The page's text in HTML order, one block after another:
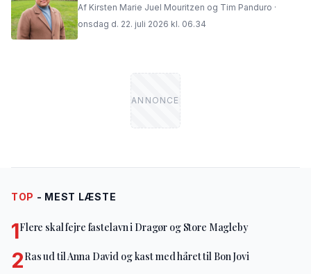
Af Kirsten Marie Juel Mouritzen og Tim Panduro ·
onsdag d. 22. juli 2026 kl. 06.34
TOP - MEST LÆSTE
1Flere skal fejre fastelavn i Dragør og Store Magleby
2Ras ud til Anna David og kast med håret til Bon Jovi